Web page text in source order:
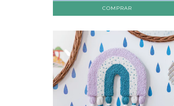
COMPRAR